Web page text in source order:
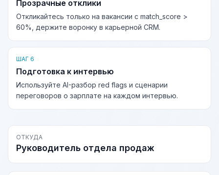
Прозрачные отклики
Откликайтесь только на вакансии с match_score >
60%, держите воронку в карьерной CRM.
ШАГ 6
Подготовка к интервью
Используйте AI-разбор red flags и сценарии
переговоров о зарплате на каждом интервью.
ОТКУДА
Руководитель отдела продаж